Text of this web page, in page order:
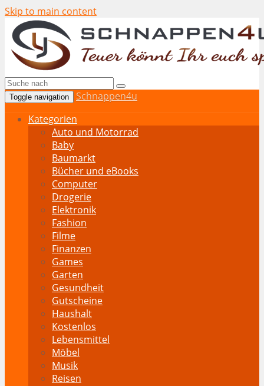
Skip to main content
Toggle navigation
Schnappen4u
Kategorien
Auto und Motorrad
Baby
Baumarkt
Bücher und eBooks
Computer
Drogerie
Elektronik
Fashion
Filme
Finanzen
Games
Garten
Gesundheit
Gutscheine
Haushalt
Kostenlos
Lebensmittel
Möbel
Musik
Reisen